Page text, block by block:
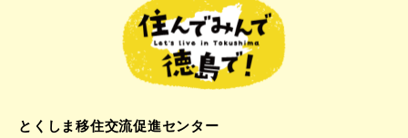
とくしま移住交流促進センター